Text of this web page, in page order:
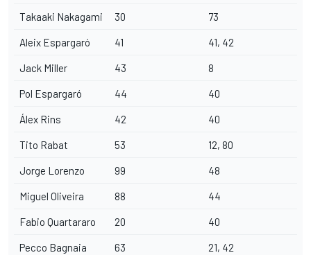
Takaaki Nakagami 30 73
Aleix Espargaró 41 41, 42
Jack Miller 43 8
Pol Espargaró 44 40
Álex Rins 42 40
Tito Rabat 53 12, 80
Jorge Lorenzo 99 48
Miguel Oliveira 88 44
Fabio Quartararo 20 40
Pecco Bagnaia 63 21, 42